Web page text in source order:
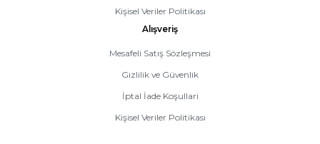
Kişisel Veriler Politikası
Alışveriş
Mesafeli Satış Sözleşmesi
Gizlilik ve Güvenlik
İptal İade Koşullari
Kişisel Veriler Politikası